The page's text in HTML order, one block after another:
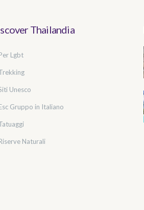
Thailandia
Lgbt
Unesco
Gruppo in Italiano
Naturali